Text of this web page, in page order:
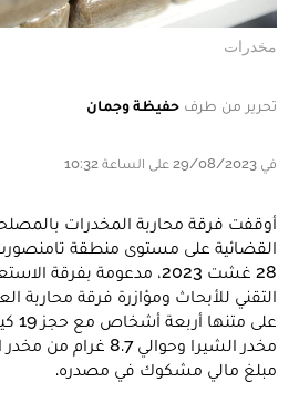
مخدرات
تحرير من طرف حفيظة وجمان
في 29/08/2023 على الساعة 10:32
أوقفت فرقة محاربة المخدرات
القضائية على مستوى منطقة
28 غشت 2023، مدعومة بفرقة
التقني للأبحاث ومؤازرة فرقة محاربة
مخدر الشيرا وحوالي 8.7
مبلغ مالي مشكوك في مصدره.